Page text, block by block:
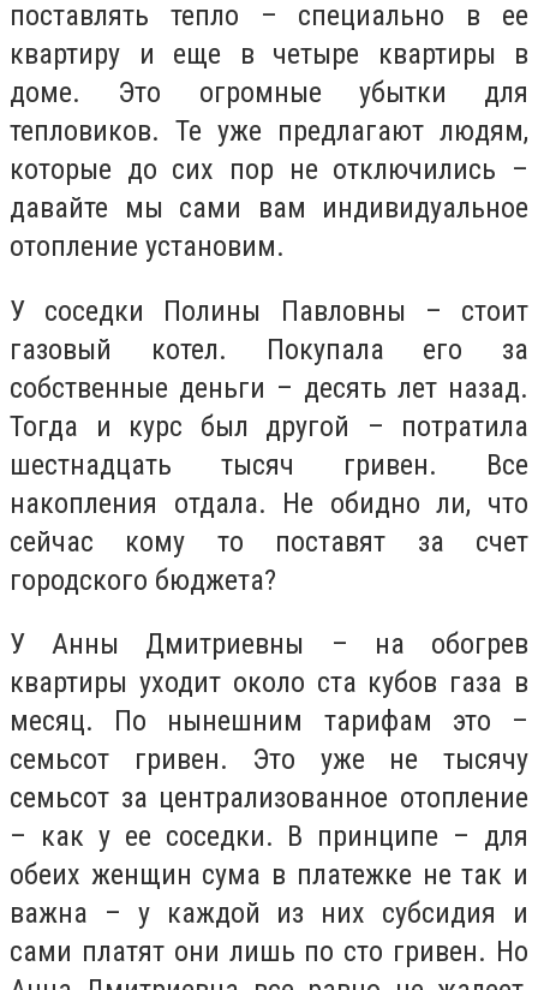
поставлять тепло – специально в ее
квартиру и еще в четыре квартиры в
доме. Это огромные убытки для
тепловиков. Те уже предлагают людям,
которые до сих пор не отключились –
давайте мы сами вам индивидуальное
отопление установим.
У соседки Полины Павловны – стоит
газовый котел. Покупала его за
собственные деньги – десять лет назад.
Тогда и курс был другой – потратила
шестнадцать тысяч гривен. Все
накопления отдала. Не обидно ли, что
сейчас кому то поставят за счет
городского бюджета?
У Анны Дмитриевны – на обогрев
квартиры уходит около ста кубов газа в
месяц. По нынешним тарифам это –
семьсот гривен. Это уже не тысячу
семьсот за централизованное отопление
– как у ее соседки. В принципе – для
обеих женщин сума в платежке не так и
важна – у каждой из них субсидия и
сами платят они лишь по сто гривен. Но